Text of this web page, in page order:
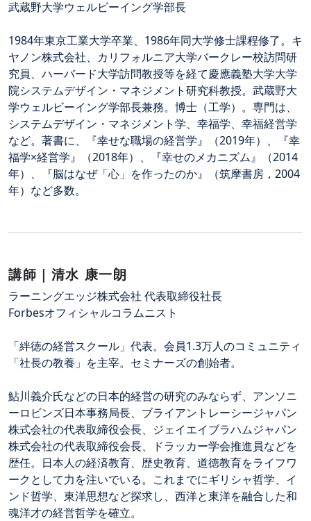
武蔵野大学ウェルビーイング学部長
1984年東京工業大学卒業、1986年同大学修士課程修了。キ
ヤノン株式会社、カリフォルニア大学バークレー校訪問研
究員、ハーバード大学訪問教授等を経て慶應義塾大学大学
院システムデザイン・マネジメント研究科教授。武蔵野大
学ウェルビーイング学部長兼務。博士（工学）。専門は、
システムデザイン・マネジメント学、幸福学、幸福経営学
など。著書に、『幸せな職場の経営学』（2019年）、『幸
福学×経営学』（2018年）、『幸せのメカニズム』（2014
年）、『脳はなぜ「心」を作ったのか』（筑摩書房，2004
年）など多数。
講師｜清水 康一朗
ラーニングエッジ株式会社 代表取締役社長
Forbesオフィシャルコラムニスト
「絆徳の経営スクール」代表。会員1.3万人のコミュニティ
「社長の教養」を主宰。セミナーズの創始者。
鮎川義介氏などの日本的経営の研究のみならず、アンソニ
ーロビンズ日本事務局長、ブライアントレーシージャパン
株式会社の代表取締役会長、ジェイエイブラハムジャパン
株式会社の代表取締役会長、ドラッカー学会推進員などを
歴任。日本人の経済教育、歴史教育、道徳教育をライフワ
ークとして力を注いでいる。これまでにギリシャ哲学、イ
ンド哲学、東洋思想など探求し、西洋と東洋を融合した和
魂洋才の経営哲学を確立。